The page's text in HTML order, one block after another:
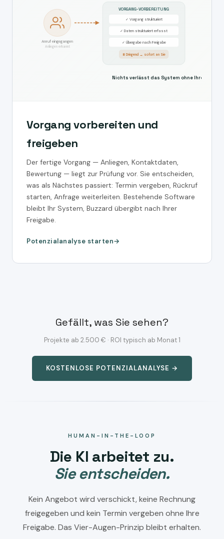
Anruf eingegangen
Anliegen erkannt
VORGANG-VORBEREITUNG
✓ Vorgang strukturiert
✓ Daten strukturiert erfasst
✓ Übergabe nach Freigabe
⏸ Dringend → sofort an Sie
Nichts verlässt das System ohne Ihre
Vorgang vorbereiten und
freigeben
Der fertige Vorgang — Anliegen, Kontaktdaten,
Bewertung — liegt zur Prüfung vor. Sie entscheiden,
was als Nächstes passiert: Termin vergeben, Rückruf
starten, Anfrage weiterleiten. Bestehende Software
bleibt Ihr System, Buzzard übergibt nach Ihrer
Freigabe.
Potenzialanalyse starten
Gefällt, was Sie sehen?
Projekte ab 2.500 € · ROI typisch ab Monat 1
KOSTENLOSE POTENZIALANALYSE →
HUMAN-IN-THE-LOOP
Die KI arbeitet zu.
Sie entscheiden.
Kein Angebot wird verschickt, keine Rechnung
freigegeben und kein Termin vergeben ohne Ihre
Freigabe. Das Vier-Augen-Prinzip bleibt erhalten.